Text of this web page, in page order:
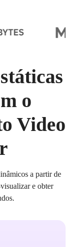
o
Video
a partir de
e obter